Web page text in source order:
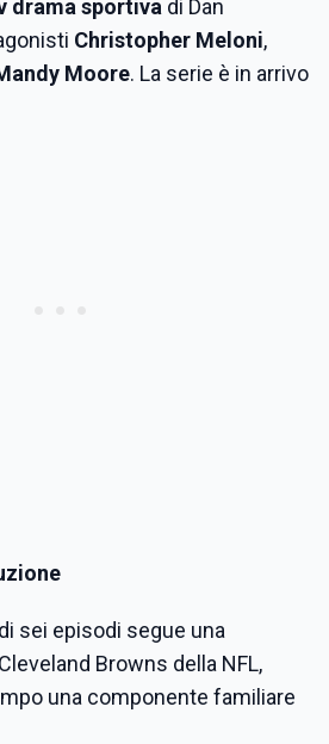
drama sportiva di Dan
Christopher Meloni,
Moore. La serie è in arrivo
sei episodi segue una
Browns della NFL,
una componente familiare